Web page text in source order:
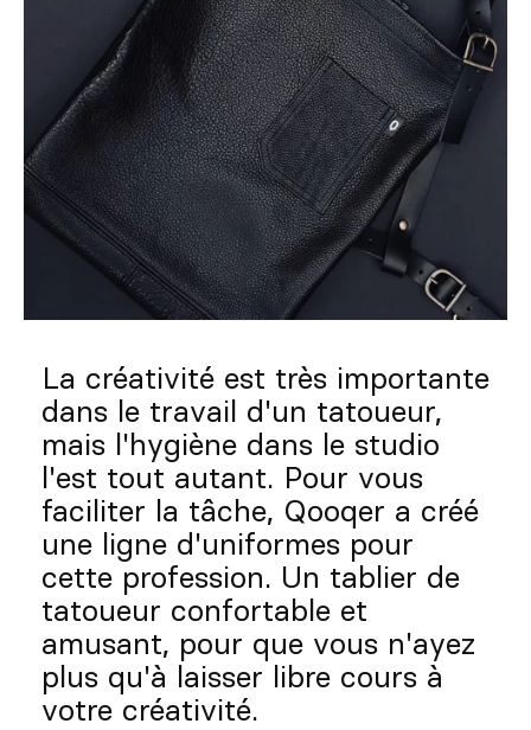
Accessoires
Chef
Sur mesure
S’inspirer
ES EN
FR DE IT PT
La créativité est très importante
dans le travail d'un tatoueur,
mais l'hygiène dans le studio
l'est tout autant. Pour vous
faciliter la tâche, Qooqer a créé
une ligne d'uniformes pour
cette profession. Un tablier de
tatoueur confortable et
amusant, pour que vous n'ayez
plus qu'à laisser libre cours à
votre créativité.